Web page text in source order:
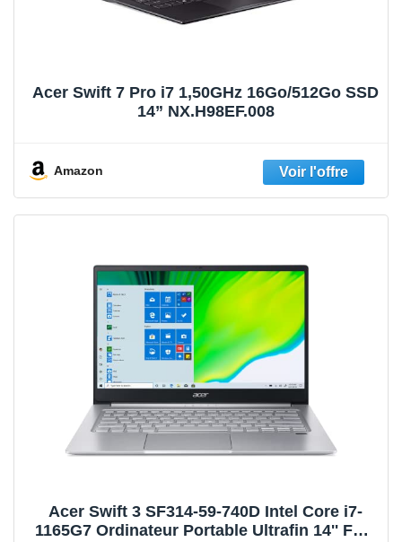
Acer Swift 7 Pro i7 1,50GHz 16Go/512Go SSD
14” NX.H98EF.008
Amazon
Acer Swift 3 SF314-59-740D Intel Core i7-
1165G7 Ordinateur Portable Ultrafin 14'' FHD